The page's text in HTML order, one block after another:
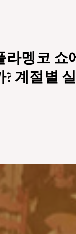
라멩코 쇼
? 계절별